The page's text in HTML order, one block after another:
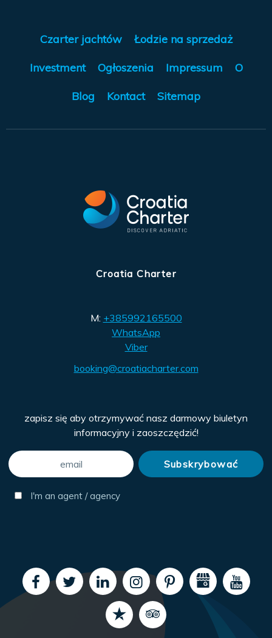
Czarter jachtów Łodzie na sprzedaż
Investment Ogłoszenia Impressum O
Blog Kontact Sitemap
Croatia Charter
M: +385992165500
WhatsApp
Viber
booking@croatiacharter.com
zapisz się aby otrzymywać nasz darmowy biuletyn
informacyjny i zaoszczędzić!
I'm an agent / agency